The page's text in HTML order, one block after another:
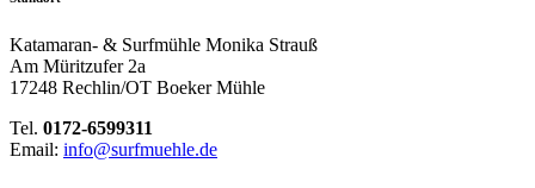
Katamaran- & Surfmühle Monika Strauß
Am Müritzufer 2a
17248 Rechlin/OT Boeker Mühle
Tel. 0172-6599311
Email: info@surfmuehle.de